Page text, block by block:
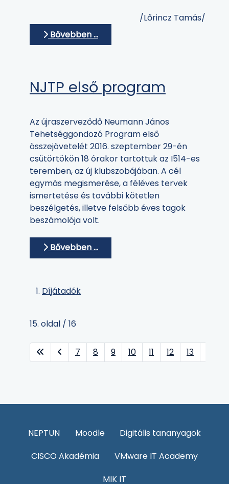
/Lőrincz Tamás/
Bővebben …
NJTP első program
Az újraszerveződő Neumann János
Tehetséggondozó Program első
összejövetelét 2016. szeptember 29-én
csütörtökön 18 órakor tartottuk az I514-es
teremben, az új klubszobájában. A cél
egymás megismerése, a féléves tervek
ismertetése és további kötetlen
beszélgetés, illetve felsőbb éves tagok
beszámolója volt.
Bővebben …
Díjátadók
15. oldal / 16
7 8 9 10 11 12 13
NEPTUN Moodle
Digitális tananyagok
CISCO Akadémia
VMware IT Academy
MIK IT